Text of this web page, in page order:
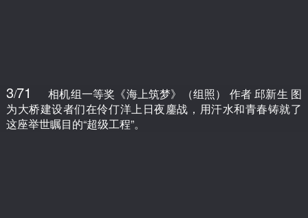
3/71
相机组一等奖《海上筑梦》（组照） 作者 邱新生 图
为大桥建设者们在伶仃洋上日夜鏖战，用汗水和青春铸就了
这座举世瞩目的“超级工程”。